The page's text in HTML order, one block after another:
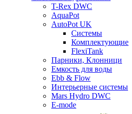
T-Rex DWC
AquaPot
AutoPot UK
Системы
Комплектующие
FlexiTank
Парники, Клонници
Емкость для воды
Ebb & Flow
Интерьерные системы
Mars Hydro DWC
E-mode